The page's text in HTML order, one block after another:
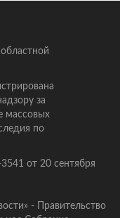
за
массовых
по
от 20 сентября
- Правительство